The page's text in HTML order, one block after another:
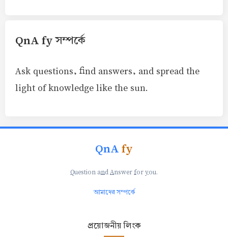
QnA fy সম্পর্কে
Ask questions, find answers, and spread the
light of knowledge like the sun.
QnAfy
Question andAnswer foryou.
আমাদের সম্পর্কে
প্রয়োজনীয় লিংক